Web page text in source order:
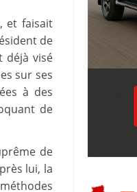
et faisait
de
déjà visé
sur ses
à des
de
de
lui, la